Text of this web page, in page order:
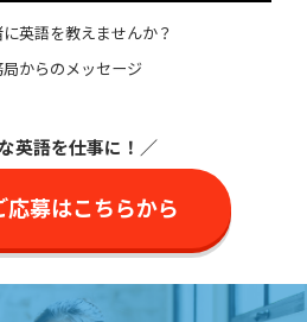
英語を教えませんか？
からのメッセージ
英語を仕事に ！／
応募はこちらから